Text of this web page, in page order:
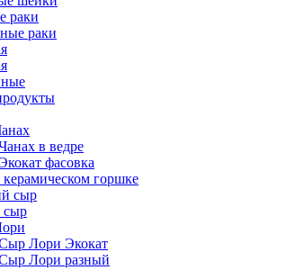
раки
раки
в ведре
фасовка
горшке
сыр
сыр
Лори Экокат
Лори разный